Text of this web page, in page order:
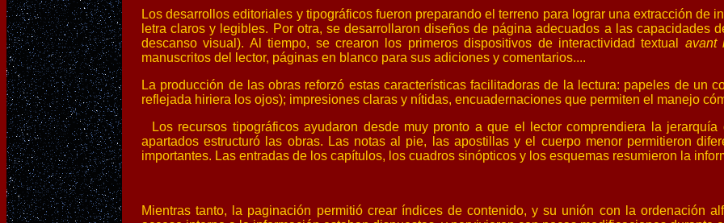
Los desarrolloseditoriales y tipográficos fueron preparando el terreno para lograr unaextracción de
letra claros y legibles. Por otra, se desarrollaron diseños de página adecuados a las capacidades
descanso visual). Al tiempo, se crearon los primeros dispositivos de interactividad textual avant
manuscritos del lector, páginas en blanco para sus adiciones y comentarios....
La producción de las obras reforzó estas características facilitadoras de la lectura: papeles de un
reflejada hiriera los ojos); impresiones claras y nítidas, encuadernaciones que permiten el manejo
Los recursos tipográficos ayudaron desde muy pronto a que el lector comprendiera la
apartados estructuró las obras. Las notas al pie, las apostillas y el cuerpo menor permitieron
importantes. Las entradas de los capítulos, los cuadros sinópticos y los esquemas resumieron la
Mientras tanto, la paginación permitió crear índices de contenido, y su unión con la ordenación